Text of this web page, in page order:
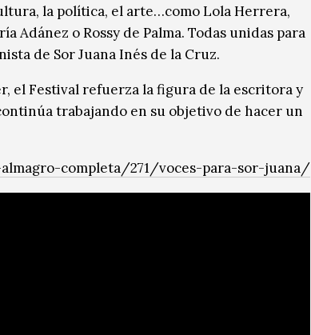
la política, el arte…como Lola Herrera,
Adánez o Rossy de Palma. Todas unidas para
de Sor Juana Inés de la Cruz.
el Festival refuerza la figura de la escritora y
trabajando en su objetivo de hacer un
completa/271/voces-para-sor-juana/